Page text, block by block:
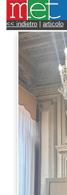
<< indietro articolo